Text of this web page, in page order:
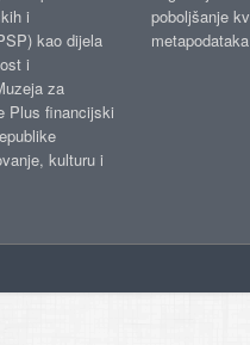
i
kao dijela
i
za
Plus financijski
kulturu i
poboljšanje